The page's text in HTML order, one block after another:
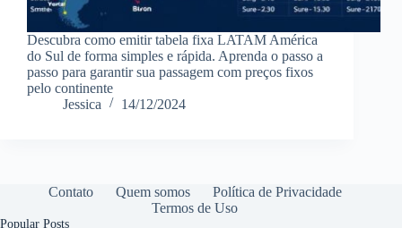
Descubra como emitir tabela fixa LATAM América
do Sul de forma simples e rápida. Aprenda o passo a
passo para garantir sua passagem com preços fixos
pelo continente
Jessica
14/12/2024
Contato Quem somos
Política de Privacidade
Termos de Uso
Popular Posts